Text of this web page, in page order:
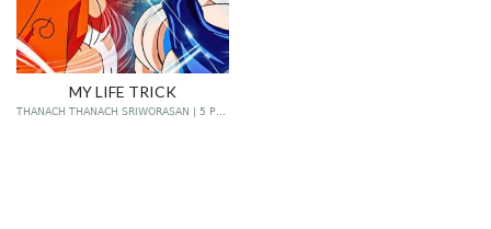
MY LIFE TRICK
THANACH THANACH SRIWORASAN | 5 POSTS